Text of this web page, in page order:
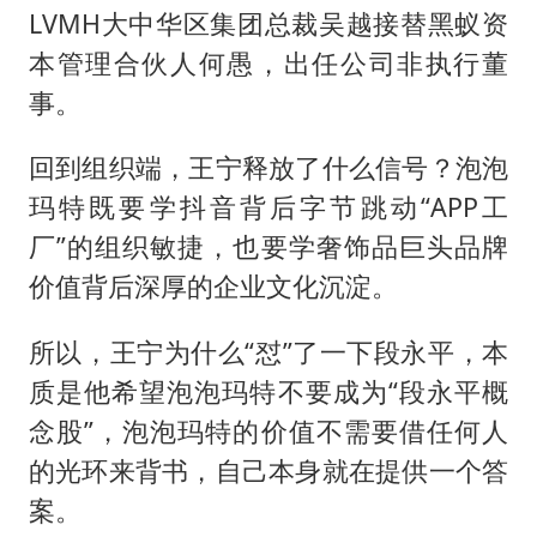
LVMH大中华区集团总裁吴越接替黑蚁资
本管理合伙人何愚，出任公司非执行董
事。
回到组织端，王宁释放了什么信号？泡泡
玛特既要学抖音背后字节跳动“APP工
厂”的组织敏捷，也要学奢饰品巨头品牌
价值背后深厚的企业文化沉淀。
所以，王宁为什么“怼”了一下段永平，本
质是他希望泡泡玛特不要成为“段永平概
念股”，泡泡玛特的价值不需要借任何人
的光环来背书，自己本身就在提供一个答
案。